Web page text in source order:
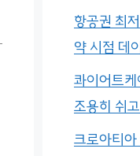
항공권 최
약 시점 데
콰이어트
조용히 쉬
크로아티